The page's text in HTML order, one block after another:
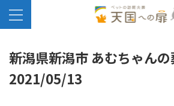
新潟県新潟市 あむちゃん
2021/05/13